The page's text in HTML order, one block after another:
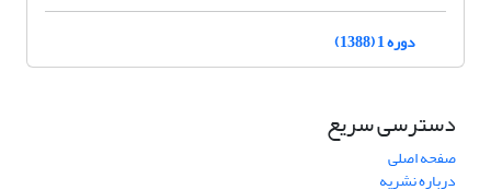
دوره 1 (1388)
دسترسی سریع
صفحه اصلی
درباره نشریه